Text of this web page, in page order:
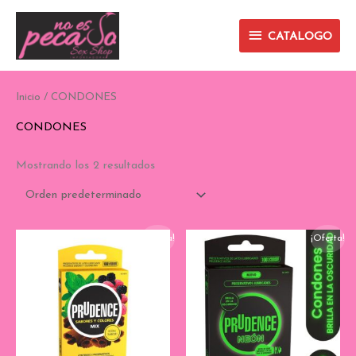
contenido
CATALOGO
Inicio / CONDONES
CONDONES
Mostrando los 2 resultados
¡Oferta! ¡Oferta!